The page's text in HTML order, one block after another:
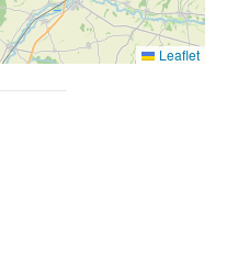
Leaflet